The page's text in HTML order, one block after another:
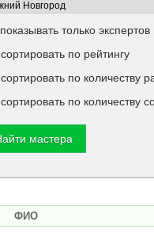
показывать только
сортировать по рейтингу
сортировать по количеству
сортировать по количеству
ФИО